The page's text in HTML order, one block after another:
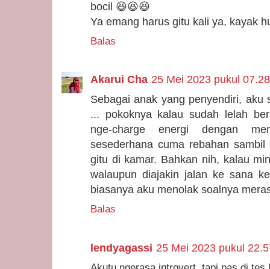
bocil 😆😆😆
Ya emang harus gitu kali ya, kayak
Balas
Akarui Cha 25 Mei 2023 pukul 07.28
Sebagai anak yang penyendiri, aku
... pokoknya kalau sudah lelah
nge-charge energi dengan
sesederhana cuma rebahan
gitu di kamar. Bahkan nih, kalau
walaupun diajakin jalan ke sana
biasanya aku menolak soalnya
Balas
lendyagassi 25 Mei 2023 pukul